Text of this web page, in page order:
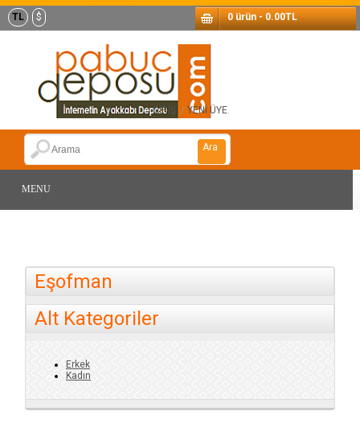
TL $ 0 ürün - 0.00TL
Ara
GİRİŞ / YENİ ÜYE.
MENU
Eşofman
Alt Kategoriler
Erkek
Kadın